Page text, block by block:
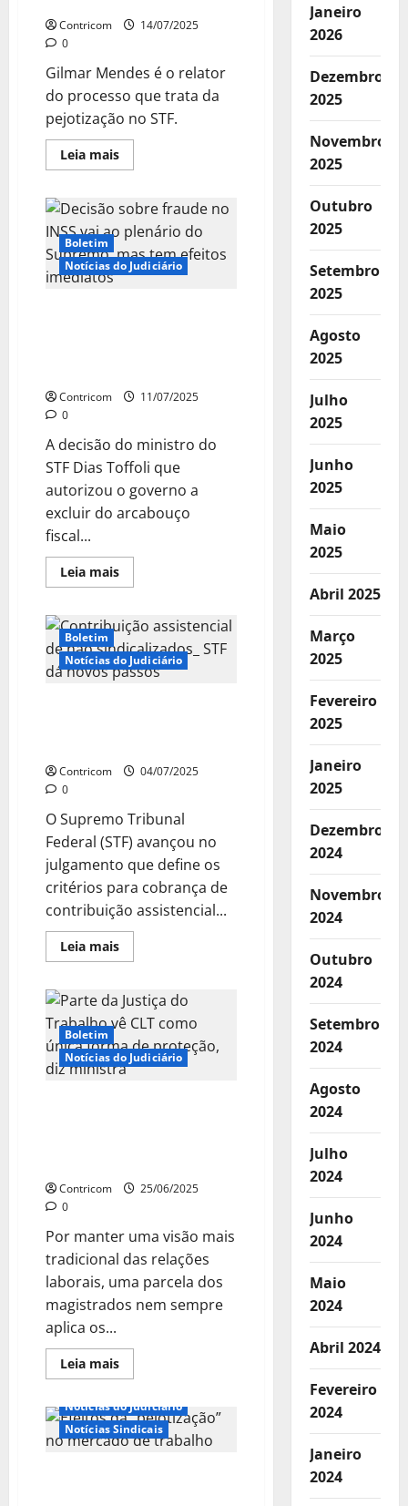
Contricom
14/07/2025
0
Gilmar Mendes é o relator
do processo que trata da
pejotização no STF.
Leia maisLeia
mais
fará
audiência
pública
em
setembro
para
debater
Boletim
Notícias do Judiciário
Contricom
11/07/2025
0
A decisão do ministro do
STF Dias Toffoli que
autorizou o governo a
excluir do arcabouço
fiscal...
Leia maisLeia
mais
sobre
fraude
no
INSS
vai
efeitos
imediatos
Boletim
Notícias do Judiciário
Contricom
04/07/2025
0
O Supremo Tribunal
Federal (STF) avançou no
julgamento que define os
critérios para cobrança de
contribuição assistencial...
Leia maisLeia
mais
assistencial
de
não
sindicalizados:
STF
dá
novos
Boletim
Notícias do Judiciário
Contricom
25/06/2025
0
Por manter uma visão mais
tradicional das relações
laborais, uma parcela dos
magistrados nem sempre
aplica os...
Leia maisLeia
mais
da
Justiça
do
Trabalho
Boletim
Notícias de Entidades
Notícias do Judiciário
Notícias Sindicais
Janeiro
2026
Dezembro
2025
Novembro
2025
Outubro
2025
Setembro
2025
Agosto
2025
Julho
2025
Junho
2025
Maio
2025
Abril 2025
Março
2025
Fevereiro
2025
Janeiro
2025
Dezembro
2024
Novembro
2024
Outubro
2024
Setembro
2024
Agosto
2024
Julho
2024
Junho
2024
Maio
2024
Abril 2024
Fevereiro
2024
Janeiro
2024